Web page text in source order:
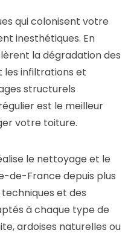
qui colonisent votre
inesthétiques. En
la dégradation des
les infiltrations et
structurels
est le meilleur
votre toiture.
le nettoyage et le
de-France depuis plus
techniques et des
à chaque type de
ardoises naturelles ou